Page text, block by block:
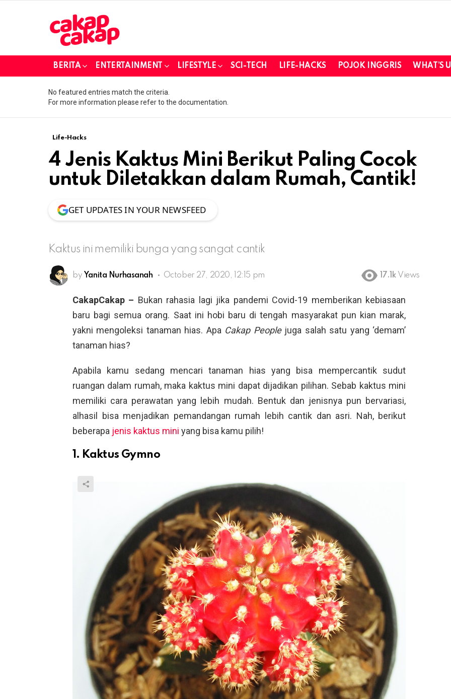
BERITA ENTERTAINMENT LIFESTYLE SCI-TECH LIFE-HACKS POJOK INGGRIS WHAT’S
No featured entries match the criteria.
For more information please refer to the documentation.
Life-Hacks
4 Jenis Kaktus Mini Berikut Paling Cocok
untuk Diletakkan dalam Rumah, Cantik!
GET UPDATES IN YOUR NEWSFEED
Kaktus ini memiliki bunga yang sangat cantik
by Yanita Nurhasanah October 27, 2020, 12:15 pm 17.1k Views
CakapCakap – Bukan rahasia lagi jika pandemi Covid-19 memberikan kebiasaan
baru bagi semua orang. Saat ini hobi baru di tengah masyarakat pun kian marak,
yakni mengoleksi tanaman hias. Apa Cakap People juga salah satu yang ‘demam’
tanaman hias?
Apabila kamu sedang mencari tanaman hias yang bisa mempercantik sudut
ruangan dalam rumah, maka kaktus mini dapat dijadikan pilihan. Sebab kaktus mini
memiliki cara perawatan yang lebih mudah. Bentuk dan jenisnya pun bervariasi,
alhasil bisa menjadikan pemandangan rumah lebih cantik dan asri. Nah, berikut
beberapa jenis kaktus mini yang bisa kamu pilih!
1. Kaktus Gymno